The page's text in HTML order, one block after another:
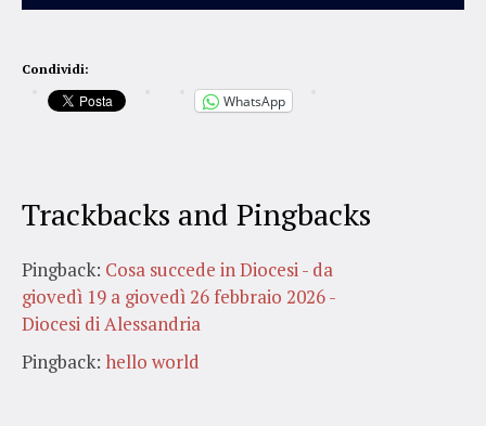
Condividi:
WhatsApp
Trackbacks and Pingbacks
Pingback: Cosa succede in Diocesi - da
giovedì 19 a giovedì 26 febbraio 2026 -
Diocesi di Alessandria
Pingback: hello world